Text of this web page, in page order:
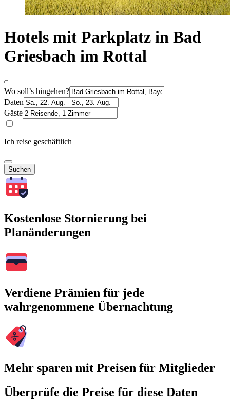
Hotels mit Parkplatz in Bad
Griesbach im Rottal
Wo soll’s hingehen?
Daten
Gäste
Ich reise geschäftlich
Suchen
Kostenlose Stornierung bei
Planänderungen
Verdiene Prämien für jede
wahrgenommene Übernachtung
Mehr sparen mit Preisen für Mitglieder
Überprüfe die Preise für diese Daten